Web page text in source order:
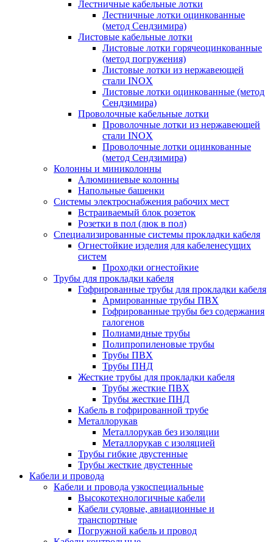
Лестничные кабельные лотки
Лестничные лотки оцинкованные
(метод Сендзимира)
Листовые кабельные лотки
Листовые лотки горячеоцинкованные
(метод погружения)
Листовые лотки из нержавеющей
стали INOX
Листовые лотки оцинкованные (метод
Сендзимира)
Проволочные кабельные лотки
Проволочные лотки из нержавеющей
стали INOX
Проволочные лотки оцинкованные
(метод Сендзимира)
Колонны и миниколонны
Алюминиевые колонны
Напольные башенки
Системы электроснабжения рабочих мест
Встраиваемый блок розеток
Розетки в пол (люк в пол)
Специализированные системы прокладки кабеля
Огнестойкие изделия для кабеленесущих
систем
Проходки огнестойкие
Трубы для прокладки кабеля
Гофрированные трубы для прокладки кабеля
Армированные трубы ПВХ
Гофрированные трубы без содержания
галогенов
Полиамидные трубы
Полипропиленовые трубы
Трубы ПВХ
Трубы ПНД
Жесткие трубы для прокладки кабеля
Трубы жесткие ПВХ
Трубы жесткие ПНД
Кабель в гофрированной трубе
Металлорукав
Металлорукав без изоляции
Металлорукав с изоляцией
Трубы гибкие двустенные
Трубы жесткие двустенные
Кабели и провода
Кабели и провода узкоспециальные
Высокотехнологичные кабели
Кабели судовые, авиационные и
транспортные
Погружной кабель и провод